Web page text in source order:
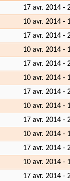
17 avr. 2014 -
10 avr. 2014 -
17 avr. 2014 -
10 avr. 2014 -
17 avr. 2014 -
10 avr. 2014 -
17 avr. 2014 -
10 avr. 2014 -
17 avr. 2014 -
10 avr. 2014 -
17 avr. 2014 -
10 avr. 2014 -
17 avr. 2014 -